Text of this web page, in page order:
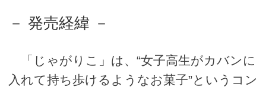
－ 発売経緯 －
「じゃがりこ」は、“女子高生がカバンに
入れて持ち歩けるようなお菓子”というコン